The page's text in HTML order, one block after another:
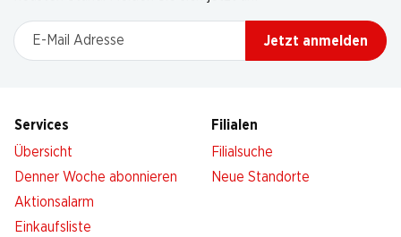
E-Mail Adresse
Jetzt anmelden
Services
Übersicht
Denner Woche abonnieren
Aktionsalarm
Einkaufsliste
Filialen
Filialsuche
Neue Standorte